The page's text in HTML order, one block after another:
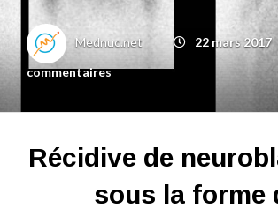
Mednuc.net 22 mars 2017
commentaires
Récidive de
sous la forme